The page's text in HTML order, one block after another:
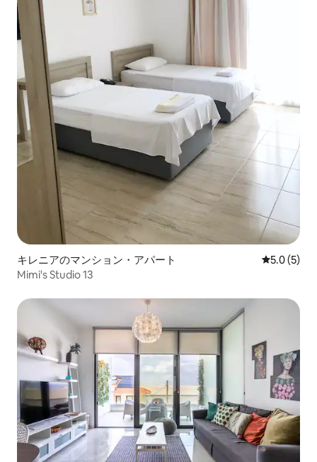
キレニアのマンション・アパート レビュー5
5.0 (5)
Mimi's Studio 13